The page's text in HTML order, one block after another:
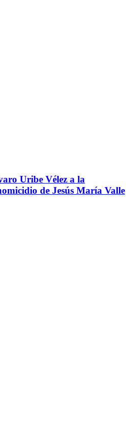
Uribe Vélez a la
de Jesús María Valle